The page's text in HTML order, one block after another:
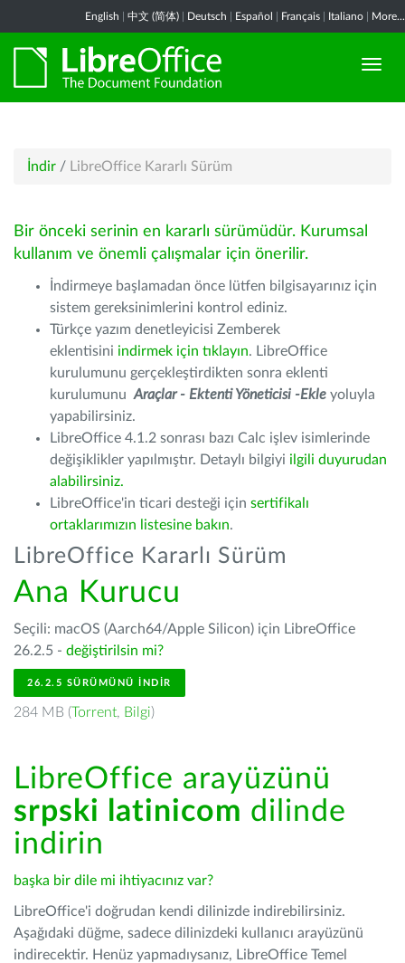
English 中文 (简体) Deutsch Español Français Italiano More...
İndir / LibreOffice Kararlı Sürüm
Bir önceki serinin en kararlı sürümüdür. Kurumsal
kullanım ve önemli çalışmalar için önerilir.
İndirmeye başlamadan önce lütfen bilgisayarınız için
sistem gereksinimlerini kontrol ediniz.
Türkçe yazım denetleyicisi Zemberek
eklentisini indirmek için tıklayın. LibreOffice
kurulumunu gerçekleştirdikten sonra eklenti
kurulumunu Araçlar - Ektenti Yöneticisi -Ekle yoluyla
yapabilirsiniz.
LibreOffice 4.1.2 sonrası bazı Calc işlev isimlerinde
değişiklikler yapılmıştır. Detaylı bilgiyi ilgili duyurudan
alabilirsiniz.
LibreOffice'in ticari desteği için sertifikalı
ortaklarımızın listesine bakın.
LibreOffice Kararlı Sürüm
Ana Kurucu
Seçili: macOS (Aarch64/Apple Silicon) için LibreOffice
26.2.5 - değiştirilsin mi?
26.2.5 SÜRÜMÜNÜ İNDIR
284 MB (Torrent, Bilgi)
LibreOffice arayüzünü
srpski latinicom dilinde
indirin
başka bir dile mi ihtiyacınız var?
LibreOffice'i doğrudan kendi dilinizde indirebilirsiniz.
Aşağıdaki düğme, sadece dilinizdeki kullanıcı arayüzünü
indirecektir. Henüz yapmadıysanız, LibreOffice Temel